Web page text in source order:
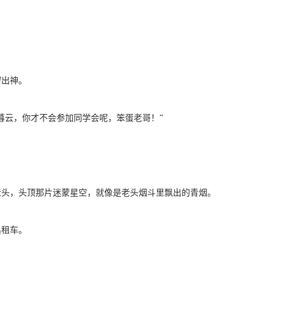
神。
你才不会参加同学会呢，笨蛋老哥！”
头顶那片迷蒙星空，就像是老头烟斗里飘出的青烟。
车。